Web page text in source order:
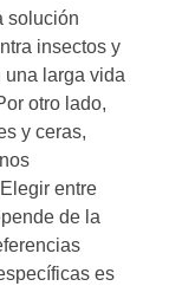
solución
insectos y
una larga vida
otro lado,
y ceras,
entre
de la
es